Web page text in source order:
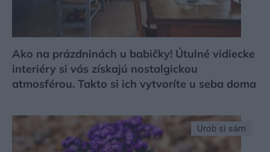
Ako na prázdninách u babičky! Útulné vidiecke
interiéry si vás získajú nostalgickou
atmosférou. Takto si ich vytvoríte u seba doma
Urob si sám